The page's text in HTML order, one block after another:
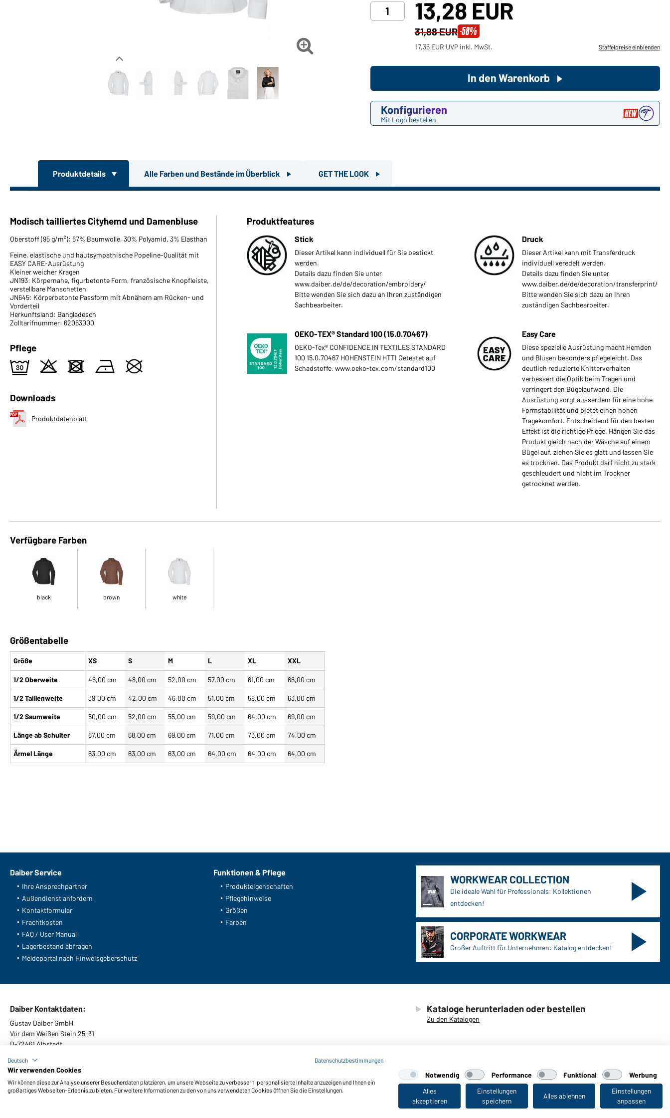
Hier geht's zu unserem

13,28 EUR
31,88 EUR -58%
17,35 EUR UVP inkl. MwSt. Staffelpreise einblenden
Konfigurieren
Mit Logo bestellen
In den Warenkorb
Produktdetails Alle Farben und Bestände im Überblick GET THE LOOK
Modisch tailliertes Cityhemd und Damenbluse
Oberstoff (95 g/m²): 67% Baumwolle, 30% Polyamid, 3% Elasthan
Feine, elastische und hautsympathische Popeline-Qualität mit
EASY CARE-Ausrüstung
Kleiner weicher Kragen
JN193: Körpernahe, figurbetonte Form, französische Knopfleiste,
verstellbare Manschetten
JN645: Körperbetonte Passform mit Abnähern am Rücken- und
Vorderteil
Herkunftsland: Bangladesch
Zolltarifnummer: 62063000
Pflege
e o d n U
Downloads
Produktdatenblatt
Produktfeatures
Stick
Dieser Artikel kann individuell für Sie bestickt
werden.
Details dazu finden Sie unter
www.daiber.de/de/decoration/embroidery/
Bitte wenden Sie sich dazu an Ihren zuständigen
Sachbearbeiter.
Druck
Dieser Artikel kann mit Transferdruck
individuell veredelt werden.
Details dazu finden Sie unter
www.daiber.de/de/decoration/transferprint/
Bitte wenden Sie sich dazu an Ihren
zuständigen Sachbearbeiter.
OEKO-TEX® Standard 100 (15.0.70467)
OEKO-Tex® CONFIDENCE IN TEXTILES STANDARD
100 15.0.70467 HOHENSTEIN HTTI Getestet auf
Schadstoffe. www.oeko-tex.com/standard100
Easy Care
Diese spezielle Ausrüstung macht Hemden
und Blusen besonders pflegeleicht. Das
deutlich reduzierte Knitterverhalten
verbessert die Optik beim Tragen und
verringert den Bügelaufwand. Die
Ausrüstung sorgt ausserdem für eine hohe
Formstabilität und bietet einen hohen
Tragekomfort. Entscheidend für den besten
Effekt ist die richtige Pflege. Hängen Sie das
Produkt gleich nach der Wäsche auf einem
Bügel auf, ziehen Sie es glatt und lassen Sie
es trocknen. Das Produkt darf nicht zu stark
geschleudert und nicht im Trockner
getrocknet werden.
Verfügbare Farben
black brown white
Größentabelle
Größe
1/2 Oberweite
1/2 Taillenweite
1/2 Saumweite
Länge ab Schulter
Ärmel Länge
XS S M L XL XXL
46,00 cm 48,00 cm 52,00 cm 57,00 cm 61,00 cm 66,00 cm
39,00 cm 42,00 cm 46,00 cm 51,00 cm 58,00 cm 63,00 cm
50,00 cm 52,00 cm 55,00 cm 59,00 cm 64,00 cm 69,00 cm
67,00 cm 68,00 cm 69,00 cm 71,00 cm 73,00 cm 74,00 cm
63,00 cm 63,00 cm 63,00 cm 64,00 cm 64,00 cm 64,00 cm
Zuletzt angesehen
Daiber Service
Ihre Ansprechpartner
Außendienst anfordern
Kontaktformular
Frachtkosten
FAQ / User Manual
Lagerbestand abfragen
Meldeportal nach Hinweisgeberschutz
Funktionen & Pflege
Produkteigenschaften
Pflegehinweise
Größen
Farben
WORKWEAR COLLECTION
Die ideale Wahl für Professionals: Kollektionen
entdecken!
CORPORATE WORKWEAR
Großer Auftritt für Unternehmen: Katalog entdecken!
Daiber Kontaktdaten:
Gustav Daiber GmbH
Vor dem Weißen Stein 25-31
D-72461 Albstadt
Kataloge herunterladen oder bestellen
Zu den Katalogen
AGB Impressum Datenschutz Cookie-Einstellungen Barrierefreiheit © 2026 Daiber
Deutsch Datenschutzbestimmungen
Wir verwenden Cookies
Wir können diese zur Analyse unserer Besucherdaten platzieren, um unsere Webseite zu verbessern, personalisierte Inhalte anzuzeigen und Ihnen ein
großartiges Webseiten-Erlebnis zu bieten. Für weitere Informationen zu den von uns verwendeten Cookies öffnen Sie die Einstellungen.
Notwendig Performance Funktional
Werbung
Alles
akzeptieren
Einstellungen
speichern
Alles ablehnen
Einstellungen
anpassen